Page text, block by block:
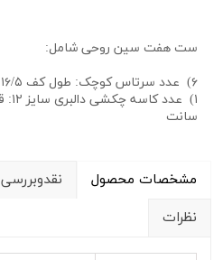
ست هفت سین روحی شامل:
۶) عدد سرتاس کوچک: طول کف ۱۶/۵ سانت ارتفاع ۵ سانت
سانت
مشخصات محصول نقدوبررسی
نظرات